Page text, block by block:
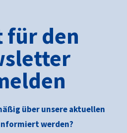
für den
über unsere aktuellen
werden?